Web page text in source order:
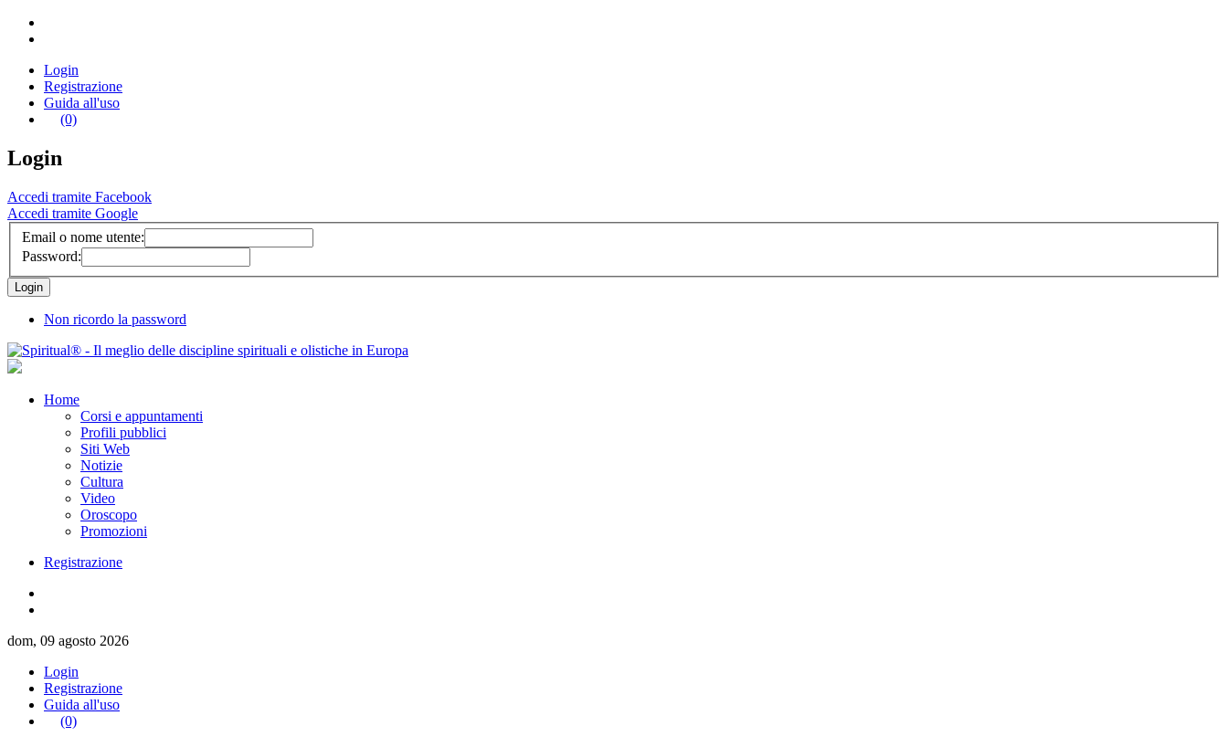
Login
Registrazione
Guida all'uso
(0)
Login
Accedi tramite Facebook
Accedi tramite Google
Email o nome utente:
Password:
Non ricordo la password
Home
Corsi e appuntamenti
Profili pubblici
Siti Web
Notizie
Cultura
Video
Oroscopo
Promozioni
Registrazione
dom, 09 agosto 2026
Login
Registrazione
Guida all'uso
(0)